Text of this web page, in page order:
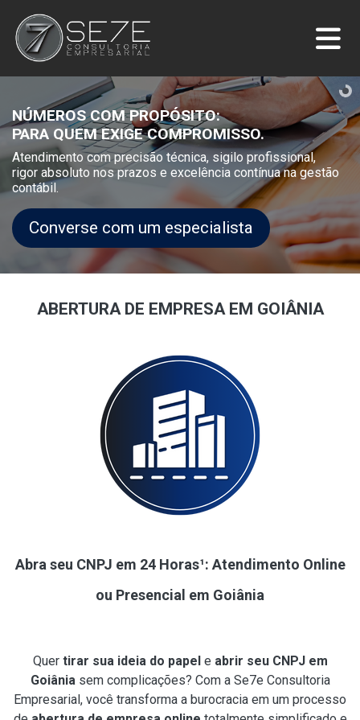
NÚMEROS COM PROPÓSITO:
PARA QUEM EXIGE COMPROMISSO.
Atendimento com precisão técnica, sigilo profissional,
rigor absoluto nos prazos e excelência contínua na gestão
contábil.
Converse com um especialista
ABERTURA DE EMPRESA EM GOIÂNIA
Abra seu CNPJ em 24 Horas¹: Atendimento Online
ou Presencial em Goiânia
Quer tirar sua ideia do papele abrir seu CNPJ em
Goiânia sem complicações? Com a Se7e Consultoria
Empresarial, você transforma a burocracia em um processo